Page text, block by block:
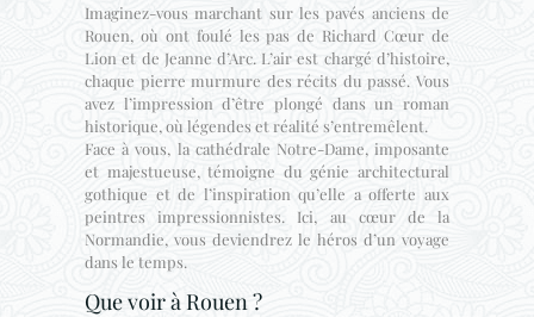
Imaginez-vous marchant sur les pavés anciens de
Rouen, où ont foulé les pas de Richard Cœur de
Lion et de Jeanne d’Arc. L’air est chargé d’histoire,
chaque pierre murmure des récits du passé. Vous
avez l’impression d’être plongé dans un roman
historique, où légendes et réalité s’entremêlent.
Face à vous, la cathédrale Notre-Dame, imposante
et majestueuse, témoigne du génie architectural
gothique et de l’inspiration qu’elle a offerte aux
peintres impressionnistes. Ici, au cœur de la
Normandie, vous deviendrez le héros d’un voyage
dans le temps.
Que voir à Rouen ?